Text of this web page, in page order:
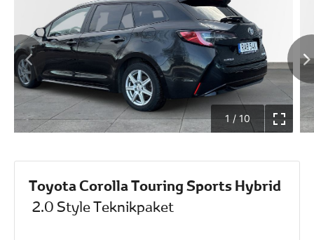
1 / 10
Toyota Corolla Touring Sports Hybrid
2.0 Style Teknikpaket